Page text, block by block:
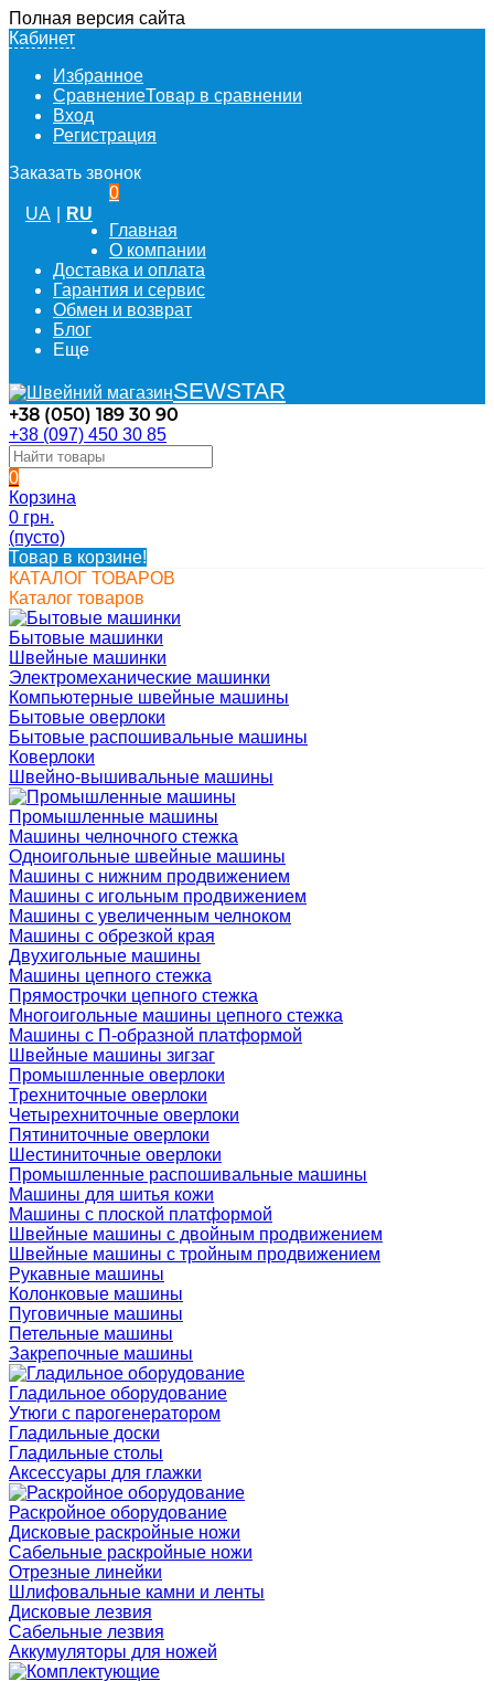
Полная версия сайта
Кабинет
Избранное
СравнениеТовар в сравнении
Вход
Регистрация
Заказать звонок
UA RU
0
Главная
О компании
Доставка и оплата
Гарантия и сервис
Обмен и возврат
Блог
Еще
SEWSTAR
+38 (050) 189 30 90
+38 (097) 450 30 85
0
Корзина
0 грн.
(пусто)
Товар в корзине!
КАТАЛОГ ТОВАРОВ
Каталог товаров
Бытовые машинки
Швейные машинки
Электромеханические машинки
Компьютерные швейные машины
Бытовые оверлоки
Бытовые распошивальные машины
Коверлоки
Швейно-вышивальные машины
Промышленные машины
Машины челночного стежка
Одноигольные швейные машины
Машины с нижним продвижением
Машины с игольным продвижением
Машины с увеличенным челноком
Машины с обрезкой края
Двухигольные машины
Машины цепного стежка
Прямострочки цепного стежка
Многоигольные машины цепного стежка
Машины с П-образной платформой
Швейные машины зигзаг
Промышленные оверлоки
Трехниточные оверлоки
Четырехниточные оверлоки
Пятиниточные оверлоки
Шестиниточные оверлоки
Промышленные распошивальные машины
Машины для шитья кожи
Машины с плоской платформой
Швейные машины с двойным продвижением
Швейные машины с тройным продвижением
Рукавные машины
Колонковые машины
Пуговичные машины
Петельные машины
Закрепочные машины
Гладильное оборудование
Утюги с парогенератором
Гладильные доски
Гладильные столы
Аксессуары для глажки
Раскройное оборудование
Дисковые раскройные ножи
Сабельные раскройные ножи
Отрезные линейки
Шлифовальные камни и ленты
Дисковые лезвия
Сабельные лезвия
Аккумуляторы для ножей